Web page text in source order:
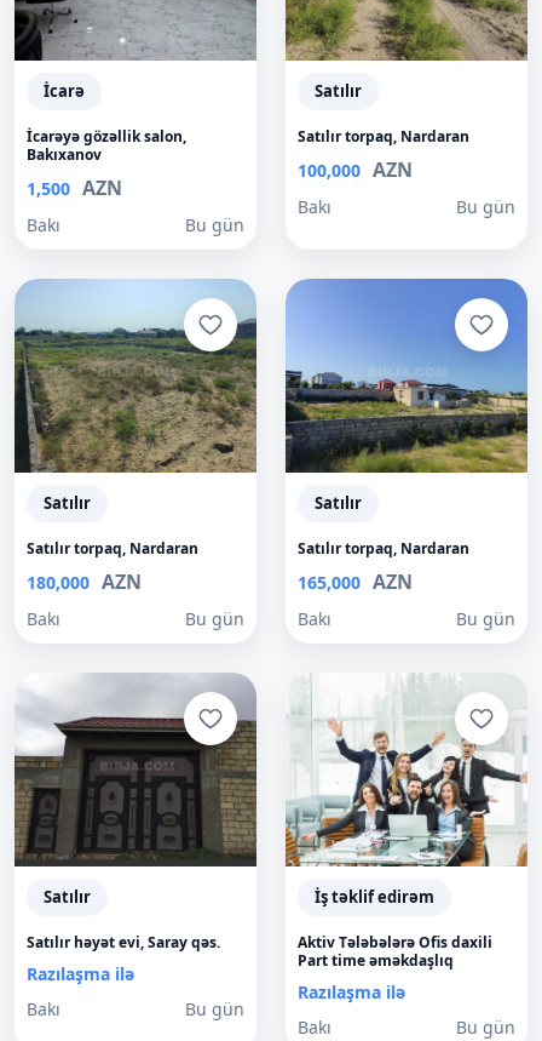
İcarə
İcarəyə gözəllik salon,
Bakıxanov
1,500 AZN
Bakı Bu gün
Satılır
Satılır torpaq, Nardaran
100,000 AZN
Bakı Bu gün
Satılır
Satılır torpaq, Nardaran
180,000 AZN
Bakı Bu gün
Satılır
Satılır torpaq, Nardaran
165,000 AZN
Bakı Bu gün
Satılır
Satılır həyət evi, Saray qəs.
Razılaşma ilə
Bakı
Bu gün
İş təklif edirəm
Aktiv Tələbələrə Ofis daxili
Part time əməkdaşlıq
Razılaşma ilə
Bakı
Bu gün